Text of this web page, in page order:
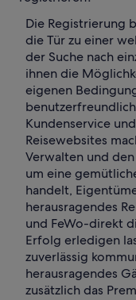
Die Registrierung
die Tür zu einer
der Suche nach
ihnen die
eigenen
Kundenservice
Reisewebsites
Verwalten und
um eine
handelt,
herausragendes
und FeWo-direkt
Erfolg erledigen
zuverlässig
herausragendes
zusätzlich das